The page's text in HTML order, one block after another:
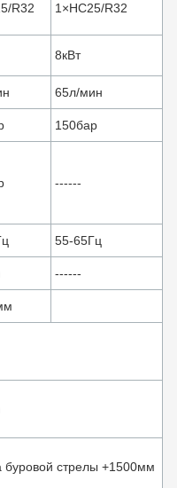
R32 1×HC25/R32
8кВт
65л/мин
150бар
------
55-65Гц
------
буровой стрелы +1500мм